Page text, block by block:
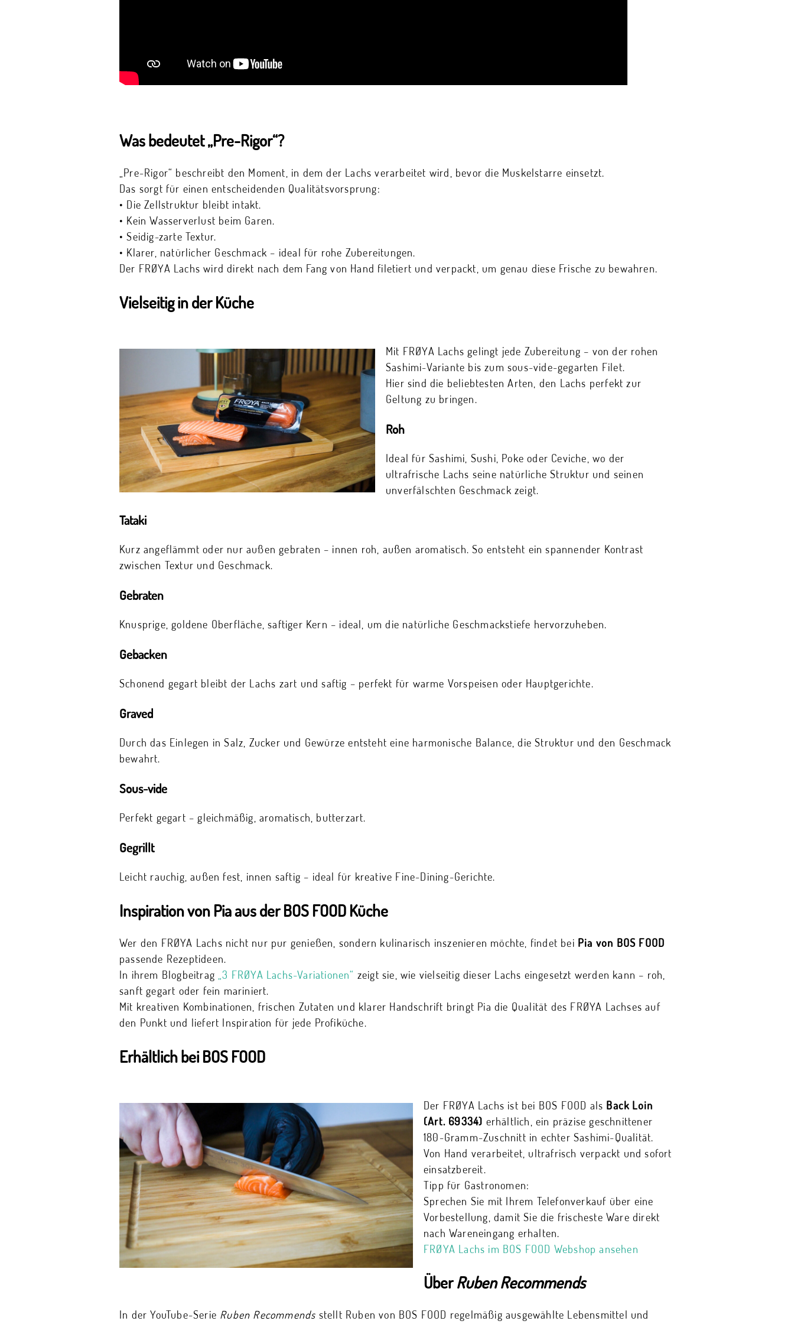
Was bedeutet „Pre-Rigor“?
„Pre-Rigor“ beschreibt den Moment, in dem der Lachs verarbeitet wird, bevor die Muskelstarre einsetzt.
Das sorgt für einen entscheidenden Qualitätsvorsprung:
• Die Zellstruktur bleibt intakt.
• Kein Wasserverlust beim Garen.
• Seidig-zarte Textur.
• Klarer, natürlicher Geschmack – ideal für rohe Zubereitungen.
Der FRØYA Lachs wird direkt nach dem Fang von Hand filetiert und verpackt, um genau diese Frische zu bewahren.
Vielseitig in der Küche
Mit FRØYA Lachs gelingt jede Zubereitung – von der rohen
Sashimi-Variante bis zum sous-vide-gegarten Filet.
Hier sind die beliebtesten Arten, den Lachs perfekt zur
Geltung zu bringen.
Roh
Ideal für Sashimi, Sushi, Poke oder Ceviche, wo der
ultrafrische Lachs seine natürliche Struktur und seinen
unverfälschten Geschmack zeigt.
Tataki
Kurz angeflämmt oder nur außen gebraten – innen roh, außen aromatisch. So entsteht ein spannender Kontrast
zwischen Textur und Geschmack.
Gebraten
Knusprige, goldene Oberfläche, saftiger Kern – ideal, um die natürliche Geschmackstiefe hervorzuheben.
Gebacken
Schonend gegart bleibt der Lachs zart und saftig – perfekt für warme Vorspeisen oder Hauptgerichte.
Graved
Durch das Einlegen in Salz, Zucker und Gewürze entsteht eine harmonische Balance, die Struktur und den Geschmack
bewahrt.
Sous-vide
Perfekt gegart – gleichmäßig, aromatisch, butterzart.
Gegrillt
Leicht rauchig, außen fest, innen saftig – ideal für kreative Fine-Dining-Gerichte.
Inspiration von Pia aus der BOS FOOD Küche
Wer den FRØYA Lachs nicht nur pur genießen, sondern kulinarisch inszenieren möchte, findet bei Pia von BOS FOOD
passende Rezeptideen.
In ihrem Blogbeitrag „3 FRØYA Lachs-Variationen“ zeigt sie, wie vielseitig dieser Lachs eingesetzt werden kann – roh,
sanft gegart oder fein mariniert.
Mit kreativen Kombinationen, frischen Zutaten und klarer Handschrift bringt Pia die Qualität des FRØYA Lachses auf
den Punkt und liefert Inspiration für jede Profiküche.
Erhältlich bei BOS FOOD
Der FRØYA Lachs ist bei BOS FOOD als Back Loin
(Art. 69334) erhältlich, ein präzise geschnittener
180-Gramm-Zuschnitt in echter Sashimi-Qualität.
Von Hand verarbeitet, ultrafrisch verpackt und sofort
einsatzbereit.
Tipp für Gastronomen:
Sprechen Sie mit Ihrem Telefonverkauf über eine
Vorbestellung, damit Sie die frischeste Ware direkt
nach Wareneingang erhalten.
FRØYA Lachs im BOS FOOD Webshop ansehen
ÜberRuben Recommends
In der YouTube-Serie Ruben Recommends stellt Ruben von BOS FOOD regelmäßig ausgewählte Lebensmittel und